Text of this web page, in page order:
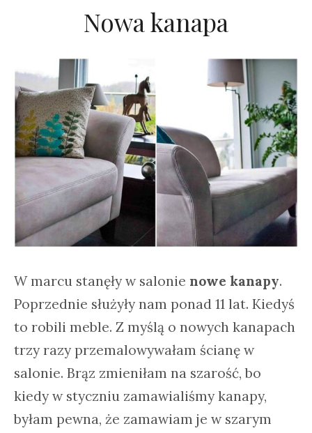
Nowa kanapa
W marcu stanęły w salonie nowe kanapy.
Poprzednie służyły nam ponad 11 lat. Kiedyś
to robili meble. Z myślą o nowych kanapach
trzy razy przemalowywałam ścianę w
salonie. Brąz zmieniłam na szarość, bo
kiedy w styczniu zamawialiśmy kanapy,
byłam pewna, że zamawiam je w szarym